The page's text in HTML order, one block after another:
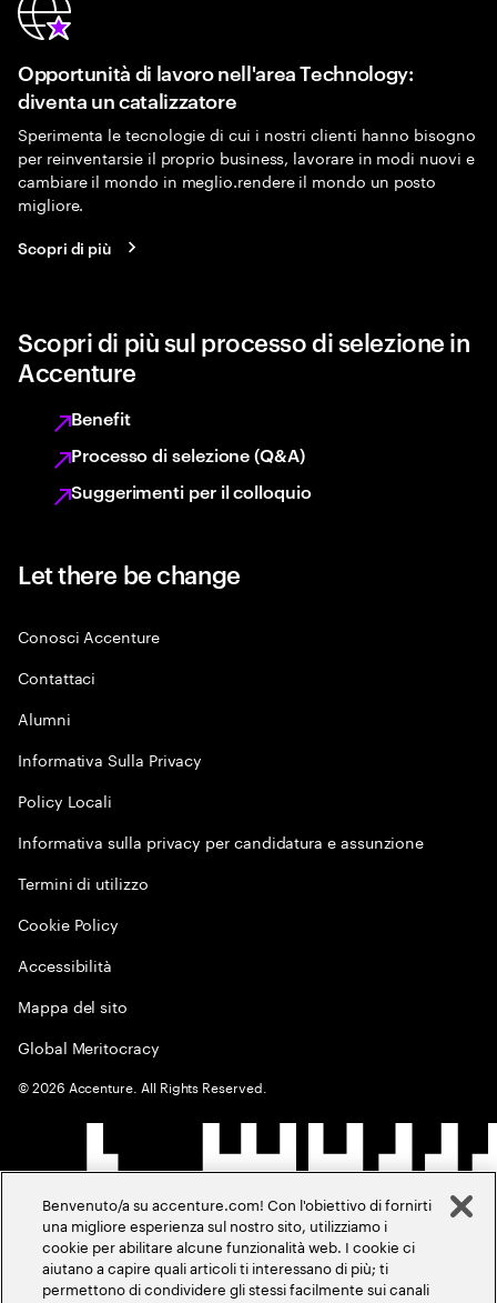
Opportunità di lavoro nell'area Technology:
diventa un catalizzatore
Sperimenta le tecnologie di cui i nostri clienti hanno bisogno
per reinventarsie il proprio business, lavorare in modi nuovi e
cambiare il mondo in meglio.rendere il mondo un posto
migliore.
Scopri di più
Scopri di più sul processo di selezione in
Accenture
Benefit
Processo di selezione (Q&A)
Suggerimenti per il colloquio
Let there be change
Conosci Accenture
Contattaci
Alumni
Informativa Sulla Privacy
Policy Locali
Informativa sulla privacy per candidatura e assunzione
Termini di utilizzo
Cookie Policy
Accessibilità
Mappa del sito
Global Meritocracy
©2026 Accenture. All Rights Reserved.
Benvenuto/a su accenture.com! Con l'obiettivo di fornirti
una migliore esperienza sul nostro sito, utilizziamo i
cookie per abilitare alcune funzionalità web. I cookie ci
aiutano a capire quali articoli ti interessano di più; ti
permettono di condividere gli stessi facilmente sui canali